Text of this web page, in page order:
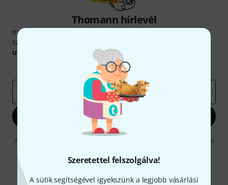
Szeretettel felszolgálva!
A sütik segítségével igyekszünk a legjobb vásárlási
Thomann hírlevél
Iratkozz fel a Thomann angol nyelvű hírlevelére, és kis
szerencsével megnyerheted a
utalvány
Inspiráló gondolatok
Akciók
Bejelentkezés
A "Bejelentkezés" gombra kattintva elfogadja, hogy e-mailben küldjünk
információkat azdata protection guideline-ben talál.